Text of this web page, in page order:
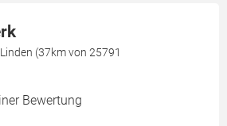
(37km von 25791
Bewertung